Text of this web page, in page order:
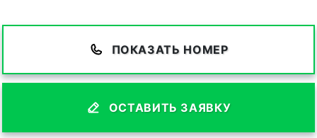
ПОКАЗАТЬ НОМЕР
ОСТАВИТЬ ЗАЯВКУ